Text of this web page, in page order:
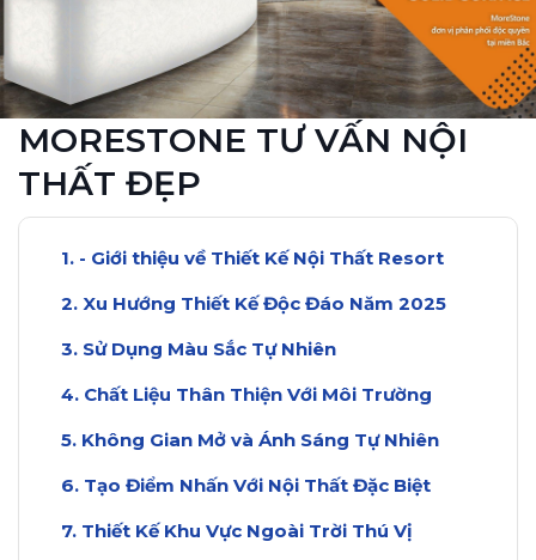
MORESTONE TƯ VẤN NỘI
THẤT ĐẸP
- Giới thiệu về Thiết Kế Nội Thất Resort
Xu Hướng Thiết Kế Độc Đáo Năm 2025
Sử Dụng Màu Sắc Tự Nhiên
Chất Liệu Thân Thiện Với Môi Trường
Không Gian Mở và Ánh Sáng Tự Nhiên
Tạo Điểm Nhấn Với Nội Thất Đặc Biệt
Thiết Kế Khu Vực Ngoài Trời Thú Vị